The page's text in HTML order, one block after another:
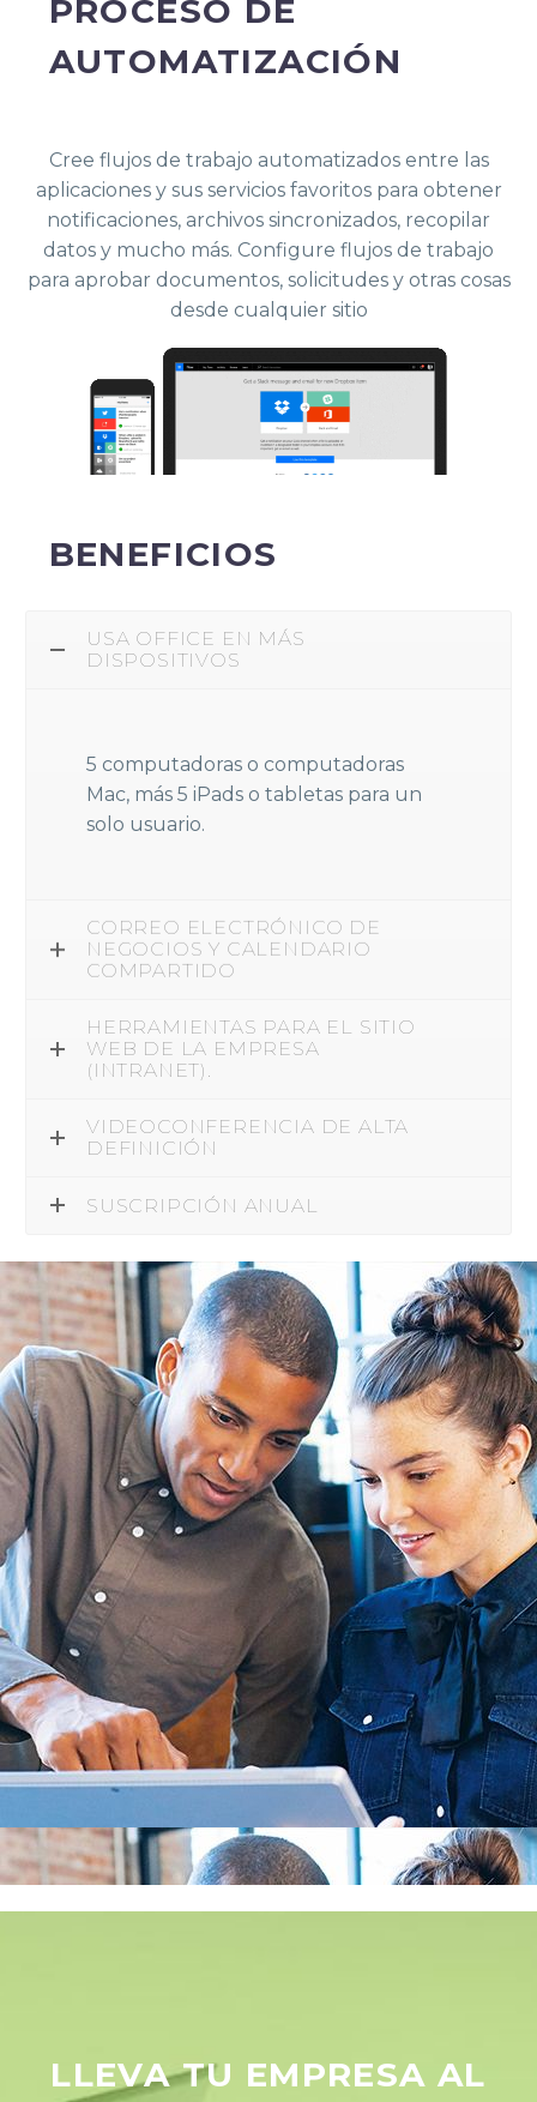
PROCESO DE
AUTOMATIZACIÓN
Cree flujos de trabajo automatizados entre las
aplicaciones y sus servicios favoritos para obtener
notificaciones, archivos sincronizados, recopilar
datos y mucho más. Configure flujos de trabajo
para aprobar documentos, solicitudes y otras cosas
desde cualquier sitio
BENEFICIOS
USA OFFICE EN MÁS
DISPOSITIVOS
5 computadoras o computadoras
Mac, más 5 iPads o tabletas para un
solo usuario.
CORREO ELECTRÓNICO DE
NEGOCIOS Y CALENDARIO
COMPARTIDO
HERRAMIENTAS PARA EL SITIO
WEB DE LA EMPRESA
(INTRANET).
VIDEOCONFERENCIA DE ALTA
DEFINICIÓN
SUSCRIPCIÓN ANUAL
LLEVA TU EMPRESA AL